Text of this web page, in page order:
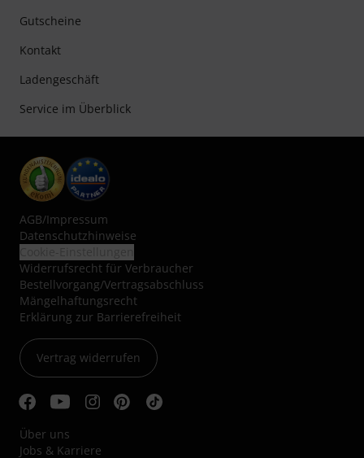
Gutscheine
Kontakt
Ladengeschäft
Service im Überblick
AGB/Impressum
Datenschutzhinweise
Widerrufsrecht für Verbraucher
Bestellvorgang/Vertragsabschluss
Mängelhaftungsrecht
Erklärung zur Barrierefreiheit
Vertrag widerrufen
Über uns
Jobs & Karriere